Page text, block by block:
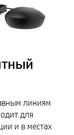
линиям
для
и в местах